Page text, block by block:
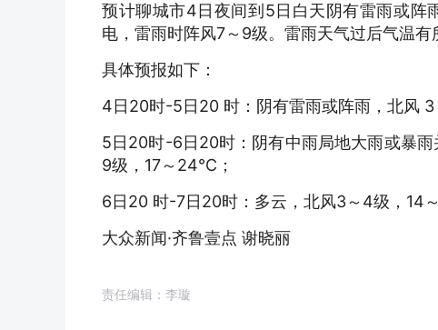
预计聊城市4日夜间到5日白天阴有雷雨或阵
电，雷雨时阵风7～9级。雷雨天气过后气温
具体预报如下：
4日20时-5日20 时：阴有雷雨或阵雨，北风
5日20时-6日20时：阴有中雨局地大雨或暴
9级，17～24℃；
6日20 时-7日20时：多云，北风3～4级，14
大众新闻·齐鲁壹点 谢晓丽
责任编辑：李璇